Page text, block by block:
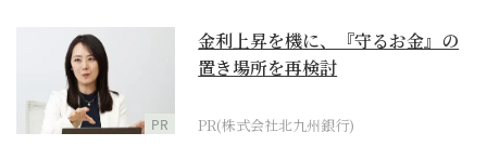
PR
金利上昇を機に、『守るお金』の
置き場所を再検討
PR(株式会社北九州銀行)